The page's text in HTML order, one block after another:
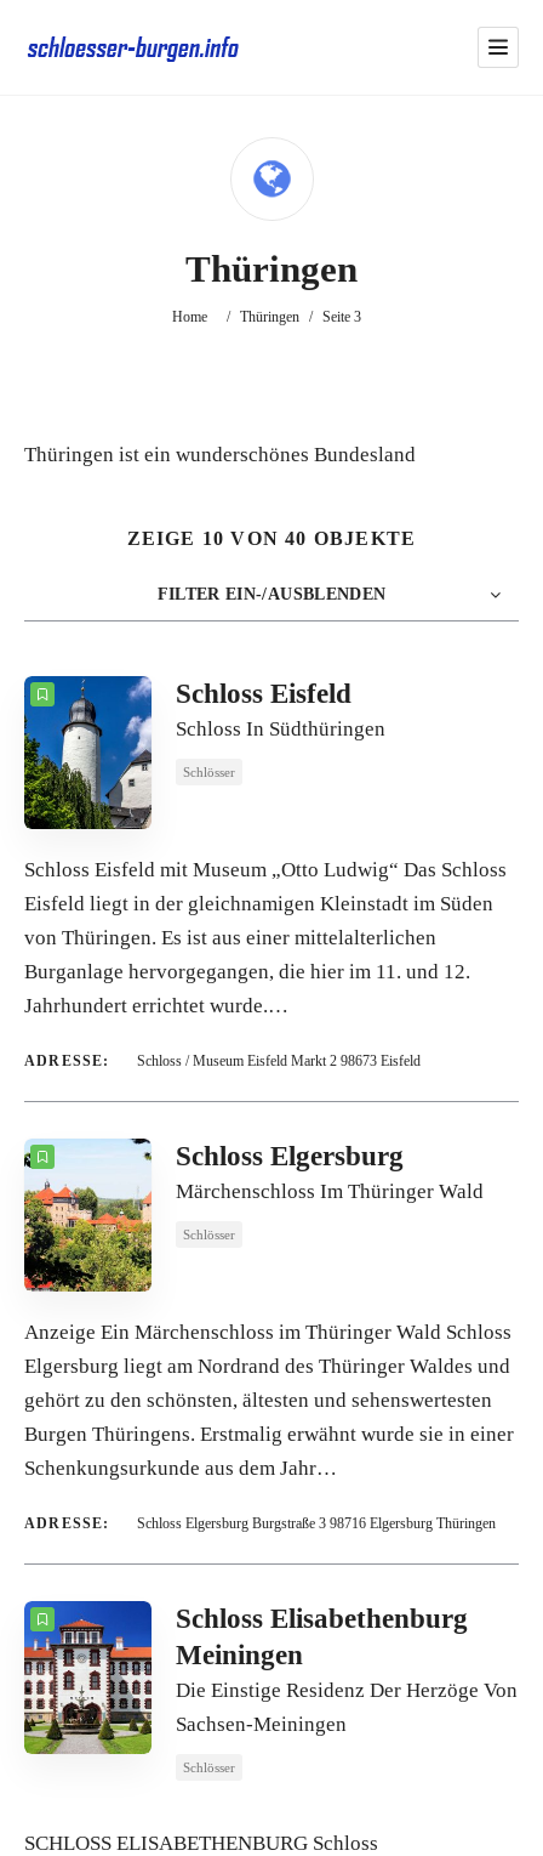
Thüringen
Home / Thüringen / Seite 3
Thüringen ist ein wunderschönes Bundesland
ZEIGE 10 VON 40 OBJEKTE
FILTER EIN-/AUSBLENDEN
ANZAHL SORTIEREN NACH
REIHENFOLGE
Schloss Eisfeld
Schloss In Südthüringen
Schlösser
Schloss Eisfeld mit Museum „Otto Ludwig“ Das Schloss
Eisfeld liegt in der gleichnamigen Kleinstadt im Süden
von Thüringen. Es ist aus einer mittelalterlichen
Burganlage hervorgegangen, die hier im 11. und 12.
Jahrhundert errichtet wurde.…
ADRESSE: Schloss / Museum Eisfeld Markt 2 98673 Eisfeld
Schloss Elgersburg
Märchenschloss Im Thüringer Wald
Schlösser
Anzeige Ein Märchenschloss im Thüringer Wald Schloss
Elgersburg liegt am Nordrand des Thüringer Waldes und
gehört zu den schönsten, ältesten und sehenswertesten
Burgen Thüringens. Erstmalig erwähnt wurde sie in einer
Schenkungsurkunde aus dem Jahr…
ADRESSE: Schloss Elgersburg Burgstraße 3 98716 Elgersburg Thüringen
Schloss Elisabethenburg
Meiningen
Die Einstige Residenz Der Herzöge Von
Sachsen-Meiningen
Schlösser
SCHLOSS ELISABETHENBURG Schloss